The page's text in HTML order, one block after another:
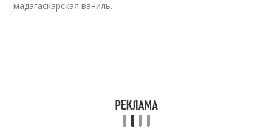
мадагаскарская ваниль.